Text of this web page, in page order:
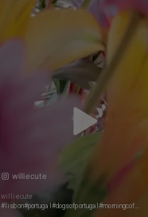
williecute
williecute
#lisbon#portugal#dogsofportugal#morningcoffee#breakfast#williecute#yorkie#weeklyfluff#dogsofinsta#lisboa